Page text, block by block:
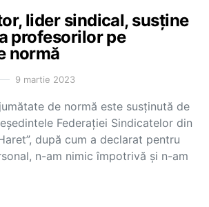
lider sindical, susține
profesorilor pe
normă
9 martie 2023
de normă este susținută de
Federației Sindicatelor din
după cum a declarat pentru
n-am nimic împotrivă și n-am